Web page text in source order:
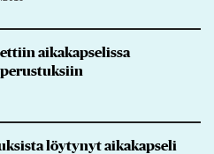
aikakapselissa
löytynyt aikakapseli